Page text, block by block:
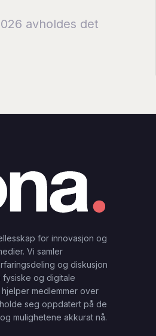
avholdes det
for innovasjon og
Vi samler
og diskusjon
fysiske og digitale
medlemmer over
seg oppdatert på de
mulighetene akkurat nå.